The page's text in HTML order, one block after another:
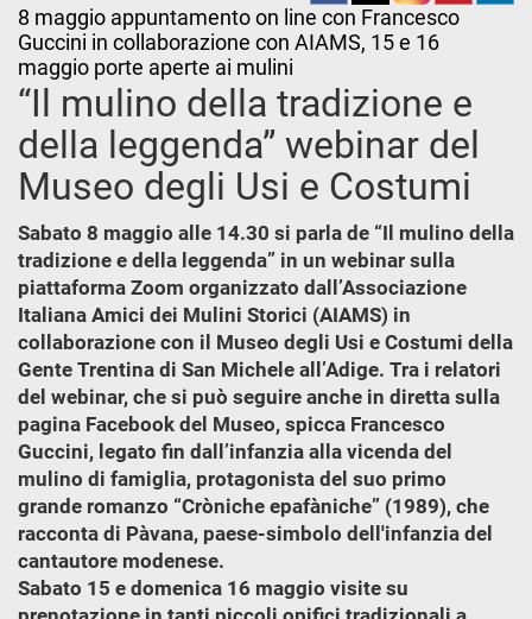
8 maggio appuntamento on line con Francesco
Guccini in collaborazione con AIAMS, 15 e 16
maggio porte aperte ai mulini
“Il mulino della tradizione e
della leggenda” webinar del
Museo degli Usi e Costumi
Sabato 8 maggio alle 14.30 si parla de “Il mulino della
tradizione e della leggenda” in un webinar sulla
piattaforma Zoom organizzato dall’Associazione
Italiana Amici dei Mulini Storici (AIAMS) in
collaborazione con il Museo degli Usi e Costumi della
Gente Trentina di San Michele all’Adige. Tra i relatori
del webinar, che si può seguire anche in diretta sulla
pagina Facebook del Museo, spicca Francesco
Guccini, legato fin dall’infanzia alla vicenda del
mulino di famiglia, protagonista del suo primo
grande romanzo “Cròniche epafàniche” (1989), che
racconta di Pàvana, paese-simbolo dell'infanzia del
cantautore modenese.
Sabato 15 e domenica 16 maggio visite su